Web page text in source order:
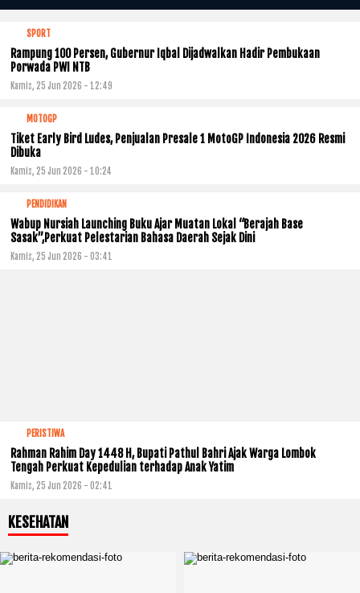
SPORT
Rampung 100 Persen, Gubernur Iqbal Dijadwalkan Hadir Pembukaan
Porwada PWI NTB
Kamis, 25 Jun 2026 - 12:49
MOTOGP
Tiket Early Bird Ludes, Penjualan Presale 1 MotoGP Indonesia 2026 Resmi
Dibuka
Kamis, 25 Jun 2026 - 10:24
PENDIDIKAN
Wabup Nursiah Launching Buku Ajar Muatan Lokal “Berajah Base
Sasak”,Perkuat Pelestarian Bahasa Daerah Sejak Dini
Kamis, 25 Jun 2026 - 03:41
PERISTIWA
Rahman Rahim Day 1448 H, Bupati Pathul Bahri Ajak Warga Lombok
Tengah Perkuat Kepedulian terhadap Anak Yatim
Kamis, 25 Jun 2026 - 02:41
KESEHATAN